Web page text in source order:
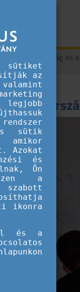
Lengyelország és
az
legjobb
sütik
Azokat
és
Ön
a
ikonra
és a